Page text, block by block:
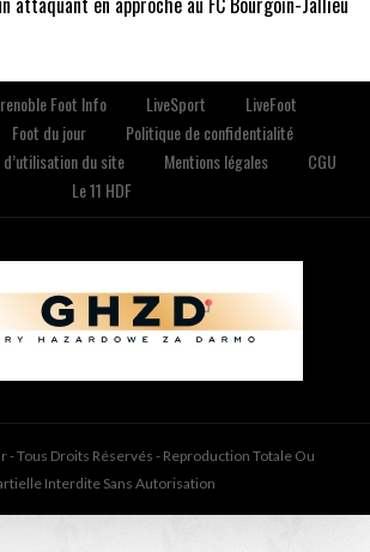
Foot Info LiveSport
LiveFoot
Foot du jour
Politique de confidentialité
du site
Mentions légales
CGU
Le 11 HDF
Tous Droits Réservés - Reproduction Totale Ou
Interdite Sans Autorisation